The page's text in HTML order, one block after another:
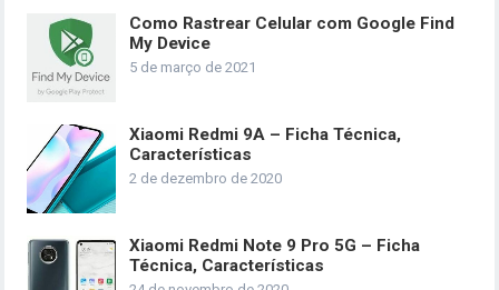
Como Rastrear Celular com Google Find
My Device
5 de março de 2021
Xiaomi Redmi 9A – Ficha Técnica,
Características
2 de dezembro de 2020
Xiaomi Redmi Note 9 Pro 5G – Ficha
Técnica, Características